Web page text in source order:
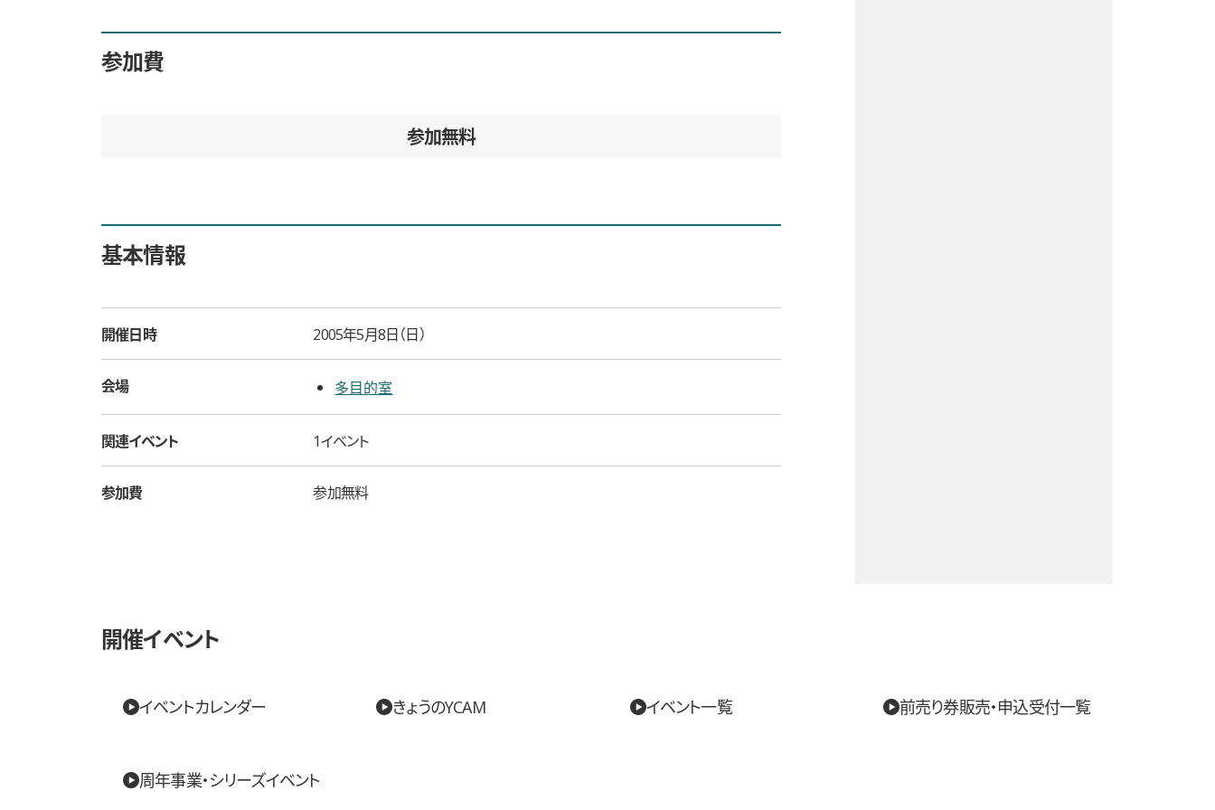
参加費
参加無料
基本情報
開催日時 2005年5月8日（日）
会場 多目的室
関連イベント 1イベント
参加費 参加無料
開催イベント
イベントカレンダー きょうのYCAM イベント一覧 前売り券販売・申込受付一覧
周年事業・シリーズイベント